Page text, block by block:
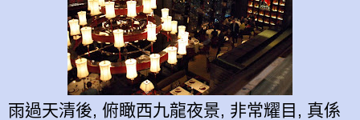
雨過天清後, 俯瞰西九龍夜景, 非常耀目, 真係